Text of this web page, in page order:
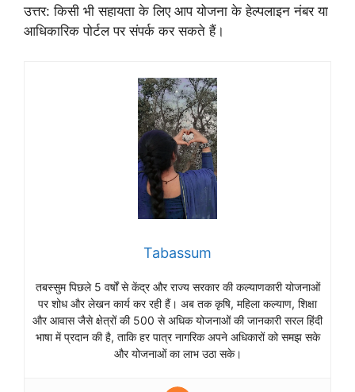
उत्तर: किसी भी सहायता के लिए आप योजना के हेल्पलाइन नंबर या
आधिकारिक पोर्टल पर संपर्क कर सकते हैं।
Tabassum
तबस्सुम पिछले 5 वर्षों से केंद्र और राज्य सरकार की कल्याणकारी योजनाओं
पर शोध और लेखन कार्य कर रही हैं। अब तक कृषि, महिला कल्याण, शिक्षा
और आवास जैसे क्षेत्रों की 500 से अधिक योजनाओं की जानकारी सरल हिंदी
भाषा में प्रदान की है, ताकि हर पात्र नागरिक अपने अधिकारों को समझ सके
और योजनाओं का लाभ उठा सके।